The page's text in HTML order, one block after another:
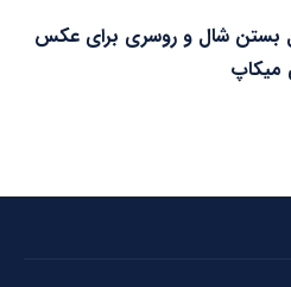
بستن شال و روسری برای عکس
میکاپ